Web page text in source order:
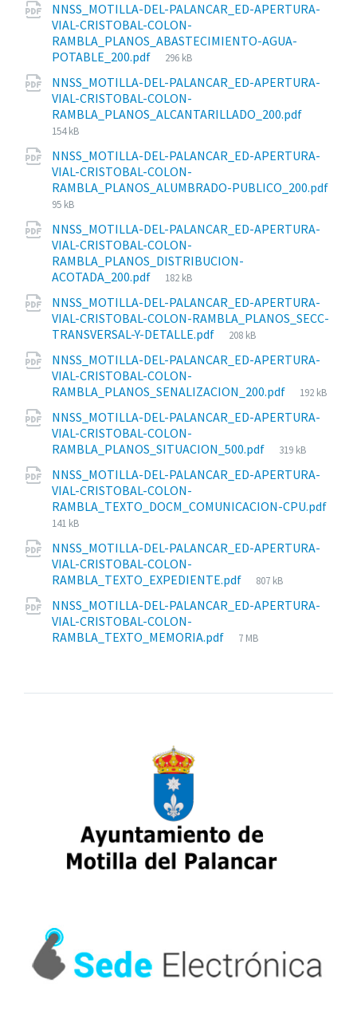
NNSS_MOTILLA-DEL-PALANCAR_ED-APERTURA-
VIAL-CRISTOBAL-COLON-
RAMBLA_PLANOS_ABASTECIMIENTO-AGUA-
POTABLE_200.pdf
Tamaño
archivo:
296 kB
NNSS_MOTILLA-DEL-PALANCAR_ED-APERTURA-
VIAL-CRISTOBAL-COLON-
RAMBLA_PLANOS_ALCANTARILLADO_200.pdf
154 kB
NNSS_MOTILLA-DEL-PALANCAR_ED-APERTURA-
VIAL-CRISTOBAL-COLON-
RAMBLA_PLANOS_ALUMBRADO-PUBLICO_200.pdf
Tamaño
archivo:
95 kB
NNSS_MOTILLA-DEL-PALANCAR_ED-APERTURA-
VIAL-CRISTOBAL-COLON-
RAMBLA_PLANOS_DISTRIBUCION-
ACOTADA_200.pdf
Tamaño
archivo:
182 kB
NNSS_MOTILLA-DEL-PALANCAR_ED-APERTURA-
VIAL-CRISTOBAL-COLON-RAMBLA_PLANOS_SECC-
TRANSVERSAL-Y-DETALLE.pdf
Tamaño
archivo:
208 kB
NNSS_MOTILLA-DEL-PALANCAR_ED-APERTURA-
VIAL-CRISTOBAL-COLON-
RAMBLA_PLANOS_SENALIZACION_200.pdf
Tamaño
archivo:
192 kB
NNSS_MOTILLA-DEL-PALANCAR_ED-APERTURA-
VIAL-CRISTOBAL-COLON-
RAMBLA_PLANOS_SITUACION_500.pdf
Tamaño
archivo:
319 kB
NNSS_MOTILLA-DEL-PALANCAR_ED-APERTURA-
VIAL-CRISTOBAL-COLON-
RAMBLA_TEXTO_DOCM_COMUNICACION-CPU.pdf
Tamaño
archivo:
141 kB
NNSS_MOTILLA-DEL-PALANCAR_ED-APERTURA-
VIAL-CRISTOBAL-COLON-
RAMBLA_TEXTO_EXPEDIENTE.pdf
Tamaño
archivo:
807 kB
NNSS_MOTILLA-DEL-PALANCAR_ED-APERTURA-
VIAL-CRISTOBAL-COLON-
RAMBLA_TEXTO_MEMORIA.pdf
Tamaño
7 MB